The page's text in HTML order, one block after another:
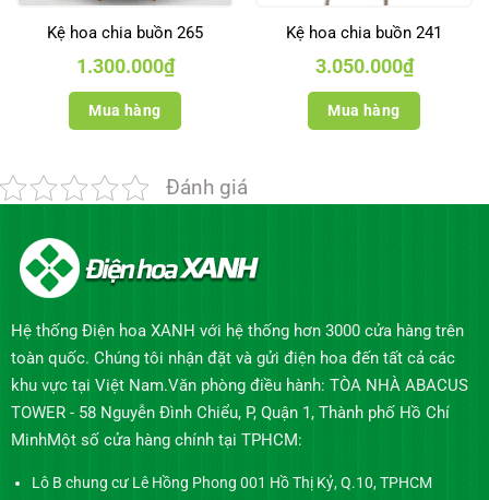
Kệ hoa chia buồn 265
1.300.000₫
Mua hàng
Kệ hoa chia buồn 241
3.050.000₫
Mua hàng
Đánh giá
Hệ thống Điện hoa XANH với hệ thống hơn 3000 cửa hàng trên
toàn quốc. Chúng tôi nhận đặt và gửi điện hoa đến tất cả các
khu vực tại Việt Nam.Văn phòng điều hành: TÒA NHÀ ABACUS
TOWER - 58 Nguyễn Đình Chiểu, P, Quận 1, Thành phố Hồ Chí
MinhMột số cửa hàng chính tại TPHCM:
Lô B chung cư Lê Hồng Phong 001 Hồ Thị Kỷ, Q.10, TPHCM